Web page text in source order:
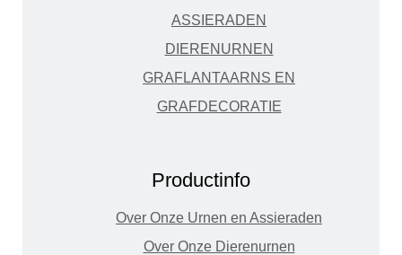
ASSIERADEN
DIERENURNEN
GRAFLANTAARNS EN
GRAFDECORATIE
Productinfo
Over Onze Urnen en Assieraden
Over Onze Dierenurnen